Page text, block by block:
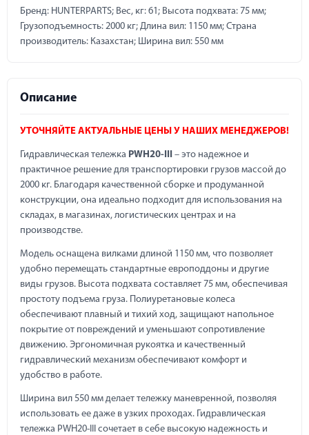
Бренд: HUNTERPARTS; Вес, кг: 61; Высота подхвата: 75 мм;
Грузоподъемность: 2000 кг; Длина вил: 1150 мм; Страна
производитель: Казахстан; Ширина вил: 550 мм
Описание
УТОЧНЯЙТЕ АКТУАЛЬНЫЕ ЦЕНЫ У НАШИХ МЕНЕДЖЕРОВ!
Гидравлическая тележка PWH20-III – это надежное и
практичное решение для транспортировки грузов массой до
2000 кг. Благодаря качественной сборке и продуманной
конструкции, она идеально подходит для использования на
складах, в магазинах, логистических центрах и на
производстве.
Модель оснащена вилками длиной 1150 мм, что позволяет
удобно перемещать стандартные европоддоны и другие
виды грузов. Высота подхвата составляет 75 мм, обеспечивая
простоту подъема груза. Полиуретановые колеса
обеспечивают плавный и тихий ход, защищают напольное
покрытие от повреждений и уменьшают сопротивление
движению. Эргономичная рукоятка и качественный
гидравлический механизм обеспечивают комфорт и
удобство в работе.
Ширина вил 550 мм делает тележку маневренной, позволяя
использовать ее даже в узких проходах. Гидравлическая
тележка PWH20-III сочетает в себе высокую надежность и